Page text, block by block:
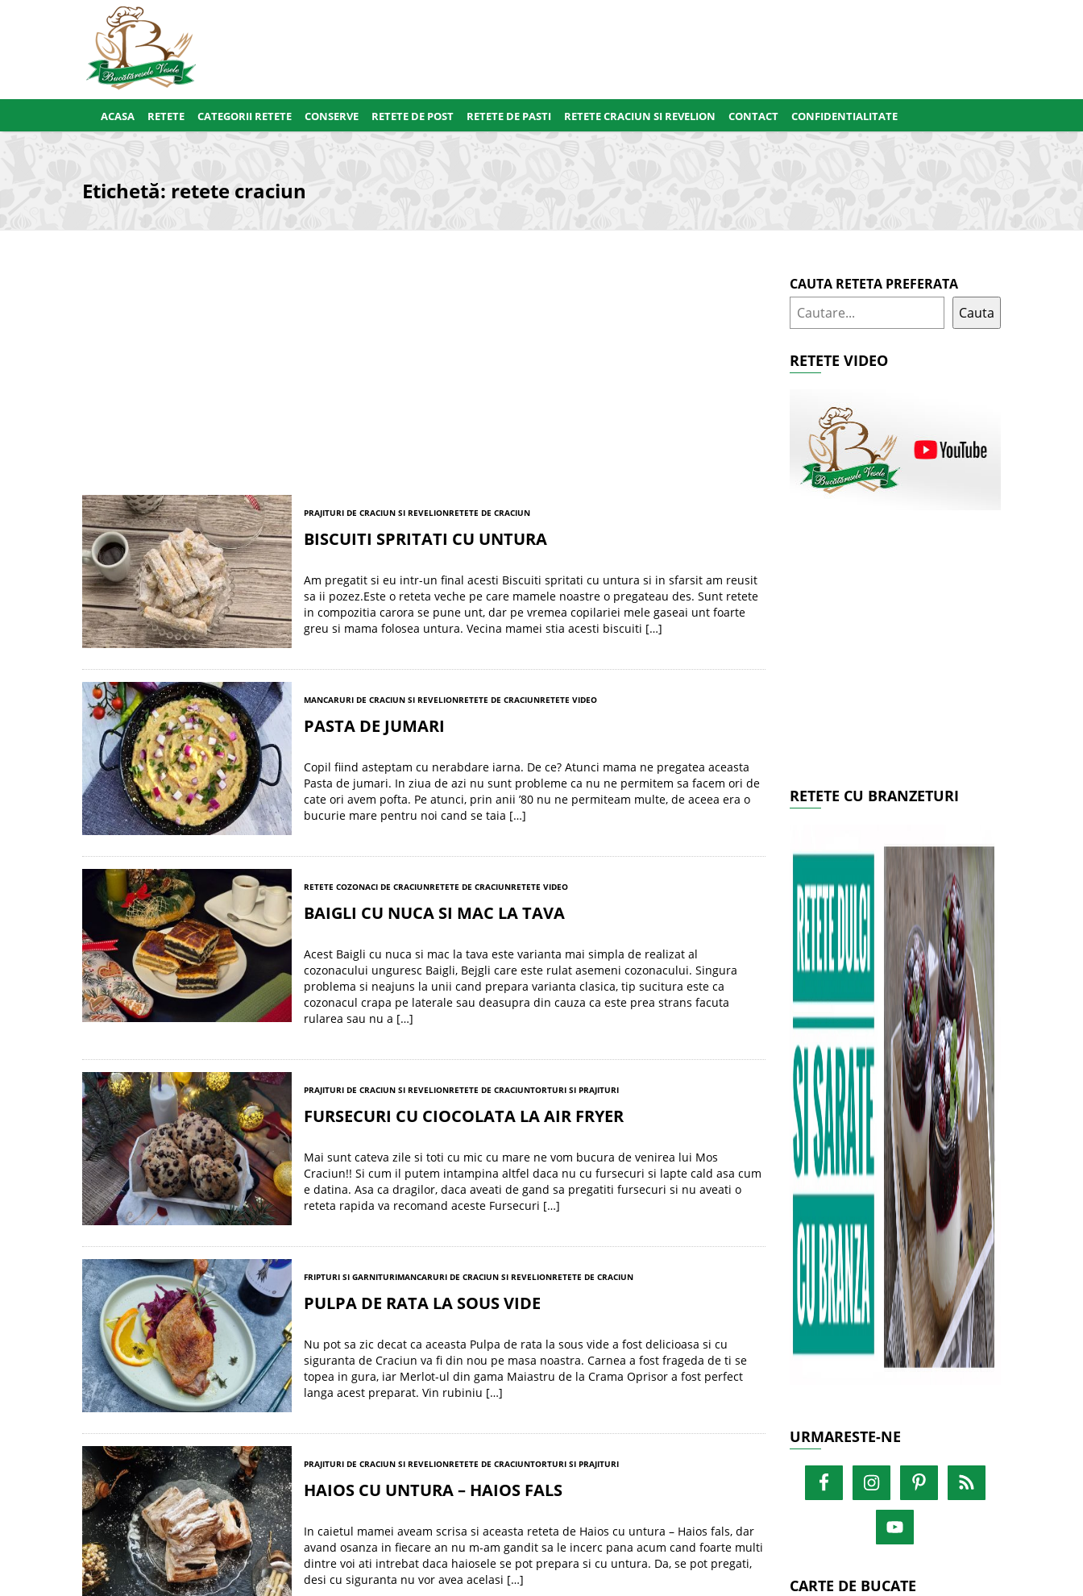
ACASA RETETE CATEGORII RETETE CONSERVE RETETE DE POST RETETE DE PASTI RETETE CRACIUN SI REVELION CONTACT CONFIDENTIALITATE
Etichetă: retete craciun
PRAJITURI DE CRACIUN SI REVELIONRETETE DE CRACIUN
BISCUITI SPRITATI CU UNTURA
Am pregatit si eu intr-un final acesti Biscuiti spritati cu untura si in sfarsit am reusit
sa ii pozez.Este o reteta veche pe care mamele noastre o pregateau des. Sunt retete
in compozitia carora se pune unt, dar pe vremea copilariei mele gaseai unt foarte
greu si mama folosea untura. Vecina mamei stia acesti biscuiti […]
MANCARURI DE CRACIUN SI REVELIONRETETE DE CRACIUNRETETE VIDEO
PASTA DE JUMARI
Copil fiind asteptam cu nerabdare iarna. De ce? Atunci mama ne pregatea aceasta
Pasta de jumari. In ziua de azi nu sunt probleme ca nu ne permitem sa facem ori de
cate ori avem pofta. Pe atunci, prin anii ’80 nu ne permiteam multe, de aceea era o
bucurie mare pentru noi cand se taia […]
RETETE COZONACI DE CRACIUNRETETE DE CRACIUNRETETE VIDEO
BAIGLI CU NUCA SI MAC LA TAVA
Acest Baigli cu nuca si mac la tava este varianta mai simpla de realizat al
cozonacului unguresc Baigli, Bejgli care este rulat asemeni cozonacului. Singura
problema si neajuns la unii cand prepara varianta clasica, tip sucitura este ca
cozonacul crapa pe laterale sau deasupra din cauza ca este prea strans facuta
rularea sau nu a […]
PRAJITURI DE CRACIUN SI REVELIONRETETE DE CRACIUNTORTURI SI PRAJITURI
FURSECURI CU CIOCOLATA LA AIR FRYER
Mai sunt cateva zile si toti cu mic cu mare ne vom bucura de venirea lui Mos
Craciun!! Si cum il putem intampina altfel daca nu cu fursecuri si lapte cald asa cum
e datina. Asa ca dragilor, daca aveati de gand sa pregatiti fursecuri si nu aveati o
reteta rapida va recomand aceste Fursecuri […]
FRIPTURI SI GARNITURIMANCARURI DE CRACIUN SI REVELIONRETETE DE CRACIUN
PULPA DE RATA LA SOUS VIDE
Nu pot sa zic decat ca aceasta Pulpa de rata la sous vide a fost delicioasa si cu
siguranta de Craciun va fi din nou pe masa noastra. Carnea a fost frageda de ti se
topea in gura, iar Merlot-ul din gama Maiastru de la Crama Oprisor a fost perfect
langa acest preparat. Vin rubiniu […]
PRAJITURI DE CRACIUN SI REVELIONRETETE DE CRACIUNTORTURI SI PRAJITURI
HAIOS CU UNTURA – HAIOS FALS
In caietul mamei aveam scrisa si aceasta reteta de Haios cu untura – Haios fals, dar
avand osanza in fiecare an nu m-am gandit sa le incerc pana acum cand foarte multi
dintre voi ati intrebat daca haiosele se pot prepara si cu untura. Da, se pot pregati,
desi cu siguranta nu vor avea acelasi […]
CAUTA RETETA PREFERATA
Cauta
RETETE VIDEO
RETETE CU BRANZETURI
URMARESTE-NE
CARTE DE BUCATE